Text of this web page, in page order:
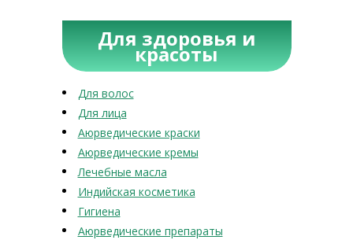
Для здоровья и
красоты
Для волос
Для лица
Аюрведические краски
Аюрведические кремы
Лечебные масла
Индийская косметика
Гигиена
Аюрведические препараты